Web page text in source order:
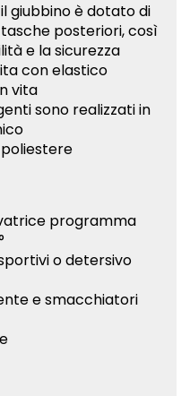
il giubbino è dotato di
posteriori, così
e la sicurezza
con elastico
vita
sono realizzati in
poliestere
programma
o detersivo
e smacchiatori